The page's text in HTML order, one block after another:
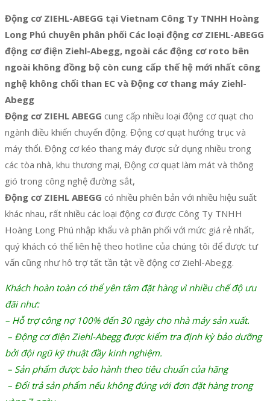
Động cơ ZIEHL-ABEGG tại Vietnam Công Ty TNHH Hoàng
Long Phú chuyên phân phối Các loại động cơ ZIEHL-ABEGG
động cơ điện Ziehl-Abegg, ngoài các động cơ roto bên
ngoài không đồng bộ còn cung cấp thế hệ mới nhất công
nghệ không chổi than EC và Động cơ thang máy Ziehl-
Abegg
Động cơ ZIEHL ABEGG cung cấp nhiều loại động cơ quạt cho
ngành điều khiển chuyển động. Động cơ quạt hướng trục và
máy thổi. Động cơ kéo thang máy được sử dụng nhiều trong
các tòa nhà, khu thương mại, Động cơ quạt làm mát và thông
gió trong công nghệ đường sắt,
Động cơ ZIEHL ABEGG có nhiều phiên bản với nhiều hiệu suất
khác nhau, rất nhiều các loại động cơ được Công Ty TNHH
Hoàng Long Phú nhập khẩu và phân phối với mức giá rẻ nhất,
quý khách có thể liên hệ theo hotline của chúng tôi để được tư
vấn cũng như hô trợ tất tần tật về động cơ Ziehl-Abegg.
Khách hoàn toàn có thể yên tâm đặt hàng vì nhiều chế độ ưu
đãi như:
– Hỗ trợ công nợ 100% đến 30 ngày cho nhà máy sản xuất.
– Động cơ điện Ziehl-Abegg được kiểm tra định kỳ bảo dưỡng
bởi đội ngũ kỹ thuật đầy kinh nghiệm.
– Sản phẩm được bảo hành theo tiêu chuẩn của hãng
– Đổi trả sản phẩm nếu không đúng với đơn đặt hàng trong